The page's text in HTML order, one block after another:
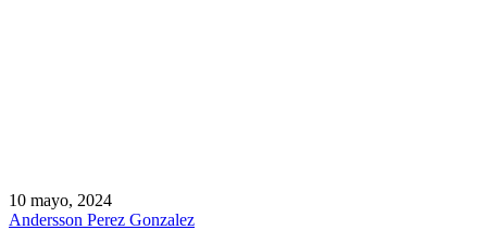
10 mayo, 2024
Andersson Perez Gonzalez